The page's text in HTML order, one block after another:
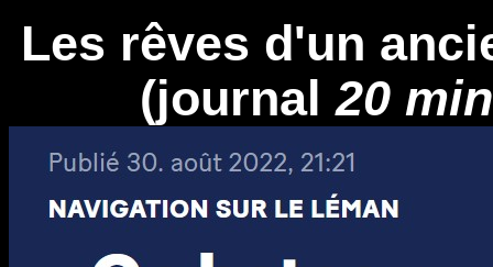
Les rêves d'un
(journal20